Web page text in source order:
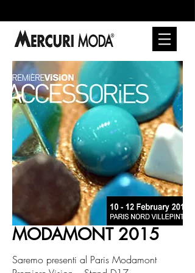
MODAMONT 2015
Saremo presenti al Paris Modamont